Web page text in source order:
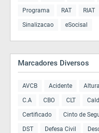
Programa RAT RIAT
Sinalizacao eSocisal
Marcadores Diversos
AVCB Acidente Altura
C.A CBO CLT
Certificado Cinto de
DST Defesa Civil